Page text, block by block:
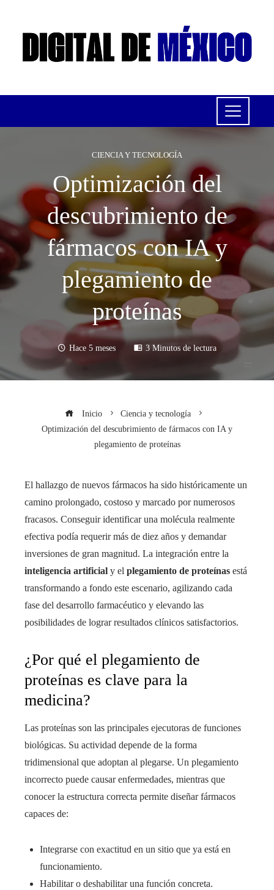
CIENCIA Y TECNOLOGÍA
Optimización del
descubrimiento de
fármacos con IA y
plegamiento de
proteínas
Hace 5 meses 3 Minutos de lectura
Inicio
Ciencia y tecnología
Optimización del descubrimiento de fármacos con IA y
plegamiento de proteínas
El hallazgo de nuevos fármacos ha sido históricamente un
camino prolongado, costoso y marcado por numerosos
fracasos. Conseguir identificar una molécula realmente
efectiva podía requerir más de diez años y demandar
inversiones de gran magnitud. La integración entre la
inteligencia artificial y el plegamiento de proteínas está
transformando a fondo este escenario, agilizando cada
fase del desarrollo farmacéutico y elevando las
posibilidades de lograr resultados clínicos satisfactorios.
¿Por qué el plegamiento de
proteínas es clave para la
medicina?
Las proteínas son las principales ejecutoras de funciones
biológicas. Su actividad depende de la forma
tridimensional que adoptan al plegarse. Un plegamiento
incorrecto puede causar enfermedades, mientras que
conocer la estructura correcta permite diseñar fármacos
capaces de:
Integrarse con exactitud en un sitio que ya está en
funcionamiento.
Habilitar o deshabilitar una función concreta.